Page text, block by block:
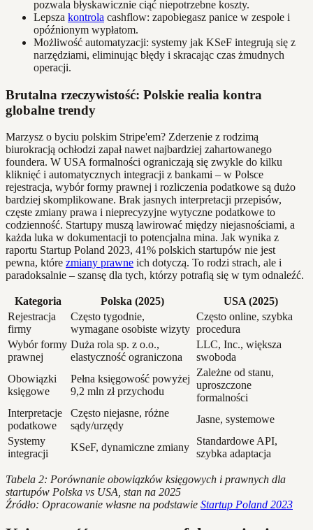
pozwala błyskawicznie ciąć niepotrzebne koszty.
Lepsza kontrola cashflow: zapobiegasz panice w zespole i
opóźnionym wypłatom.
Możliwość automatyzacji: systemy jak KSeF integrują się z
narzędziami, eliminując błędy i skracając czas żmudnych
operacji.
Brutalna rzeczywistość: Polskie realia kontra
globalne trendy
Marzysz o byciu polskim Stripe'em? Zderzenie z rodzimą
biurokracją ochłodzi zapał nawet najbardziej zahartowanego
foundera. W USA formalności ograniczają się zwykle do kilku
kliknięć i automatycznych integracji z bankami – w Polsce
rejestracja, wybór formy prawnej i rozliczenia podatkowe są dużo
bardziej skomplikowane. Brak jasnych interpretacji przepisów,
częste zmiany prawa i nieprecyzyjne wytyczne podatkowe to
codzienność. Startupy muszą lawirować między niejasnościami, a
każda luka w dokumentacji to potencjalna mina. Jak wynika z
raportu Startup Poland 2023, 41% polskich startupów nie jest
pewna, które zmiany prawne ich dotyczą. To rodzi strach, ale i
paradoksalnie – szansę dla tych, którzy potrafią się w tym odnaleźć.
Kategoria Polska (2025)
USA (2025)
Rejestracja
firmy
Często tygodnie,
wymagane osobiste wizyty
Często online, szybka
procedura
Wybór formy
prawnej
Duża rola sp. z o.o.,
elastyczność ograniczona
LLC, Inc., większa
swoboda
Obowiązki
księgowe
Pełna księgowość powyżej
9,2 mln zł przychodu
Zależne od stanu,
uproszczone
formalności
Interpretacje
podatkowe
Często niejasne, różne
sądy/urzędy
Jasne, systemowe
Systemy
integracji
KSeF, dynamiczne zmiany
Standardowe API,
szybka adaptacja
Tabela 2: Porównanie obowiązków księgowych i prawnych dla
startupów Polska vs USA, stan na 2025
Źródło: Opracowanie własne na podstawie Startup Poland 2023